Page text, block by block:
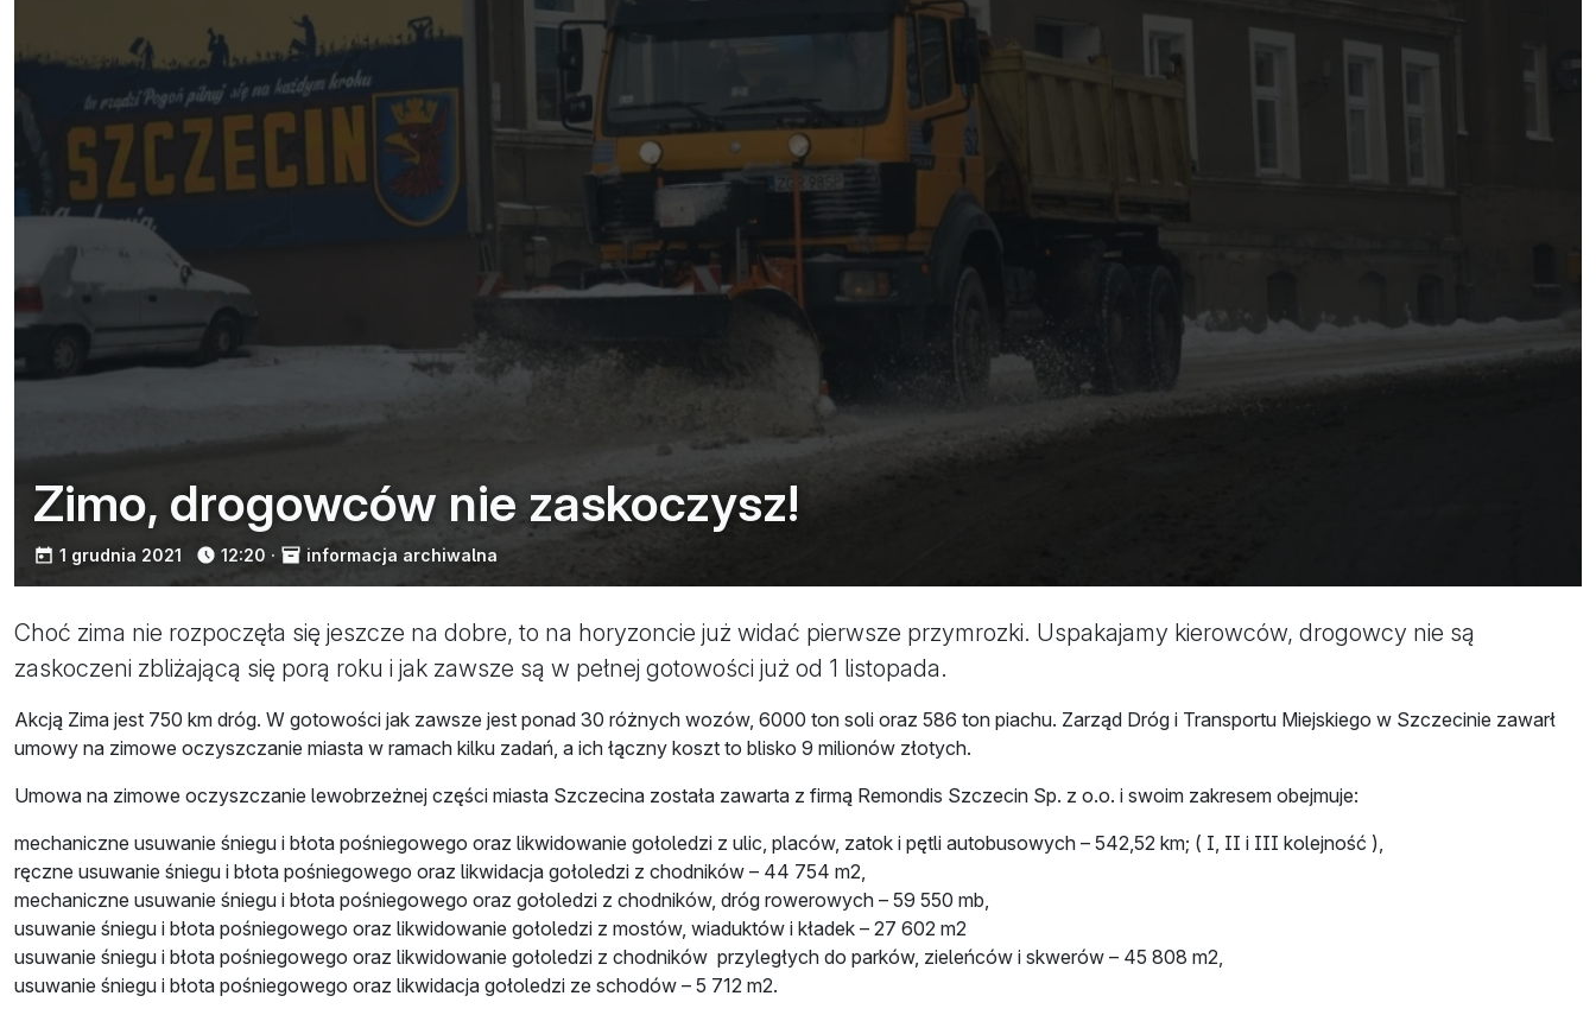
Zimo, drogowców nie zaskoczysz!
opublikowano:
1 grudnia 2021 12:20 · informacja archiwalna
Choć zima nie rozpoczęła się jeszcze na dobre, to na horyzoncie już widać pierwsze przymrozki. Uspakajamy kierowców, drogowcy nie są
zaskoczeni zbliżającą się porą roku i jak zawsze są w pełnej gotowości już od 1 listopada.
Akcją Zima jest 750 km dróg. W gotowości jak zawsze jest ponad 30 różnych wozów, 6000 ton soli oraz 586 ton piachu. Zarząd Dróg i Transportu Miejskiego w Szczecinie zawarł
umowy na zimowe oczyszczanie miasta w ramach kilku zadań, a ich łączny koszt to blisko 9 milionów złotych.
Umowa na zimowe oczyszczanie lewobrzeżnej części miasta Szczecina została zawarta z firmą Remondis Szczecin Sp. z o.o. i swoim zakresem obejmuje:
mechaniczne usuwanie śniegu i błota pośniegowego oraz likwidowanie gołoledzi z ulic, placów, zatok i pętli autobusowych – 542,52 km; ( I, II i III kolejność ),
ręczne usuwanie śniegu i błota pośniegowego oraz likwidacja gołoledzi z chodników – 44 754 m2,
mechaniczne usuwanie śniegu i błota pośniegowego oraz gołoledzi z chodników, dróg rowerowych – 59 550 mb,
usuwanie śniegu i błota pośniegowego oraz likwidowanie gołoledzi z mostów, wiaduktów i kładek – 27 602 m2
usuwanie śniegu i błota pośniegowego oraz likwidowanie gołoledzi z chodników przyległych do parków, zieleńców i skwerów – 45 808 m2,
usuwanie śniegu i błota pośniegowego oraz likwidacja gołoledzi ze schodów – 5 712 m2.